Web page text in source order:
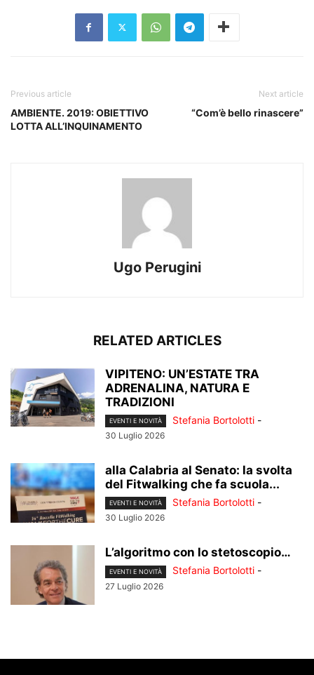
Previous article
AMBIENTE. 2019: OBIETTIVO
LOTTA ALL’INQUINAMENTO
Next article
“Com’è bello rinascere”
Ugo Perugini
RELATED ARTICLES
VIPITENO: UN’ESTATE TRA
ADRENALINA, NATURA E
TRADIZIONI
EVENTI E NOVITÀ Stefania Bortolotti -
30 Luglio 2026
alla Calabria al Senato: la svolta
del Fitwalking che fa scuola...
EVENTI E NOVITÀ Stefania Bortolotti -
30 Luglio 2026
L’algoritmo con lo stetoscopio…
EVENTI E NOVITÀ Stefania Bortolotti -
27 Luglio 2026